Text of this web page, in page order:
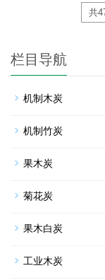
共
栏目导航
机制木炭
机制竹炭
果木炭
菊花炭
果木白炭
工业木炭